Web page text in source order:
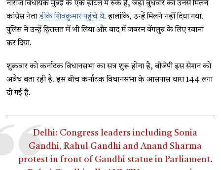
नाराज विधायक मुंबई के एक होटल में रुके हैं, जहां बुधवार को उनसे मिलने
कांग्रेस नेताडीके शिवकुमार पहुंचे थे. हालांकि, उन्हें मिलने नहीं दिया गया.
पुलिस ने उन्हें हिरासत में भी लिया और बाद में जबरन बेंगलुरु के लिए रवाना
कर दिया.
शुक्रवार को कर्नाटक विधानसभा का सत्र शुरू होना है, बीजेपी इस सेशन को
अवैध बता रही है. इस बीच कर्नाटक विधानसभा के आसपास धारा 144 लगा
दी गई है.
Delhi: Congress leaders including Sonia
Gandhi, Rahul Gandhi and Anand Sharma
protest in front of Gandhi statue in Parliament.